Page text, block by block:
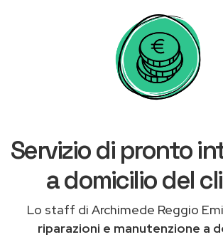
Servizio di pronto
a domicilio del
Lo staff di Archimede Reggio
riparazioni e manutenzione a